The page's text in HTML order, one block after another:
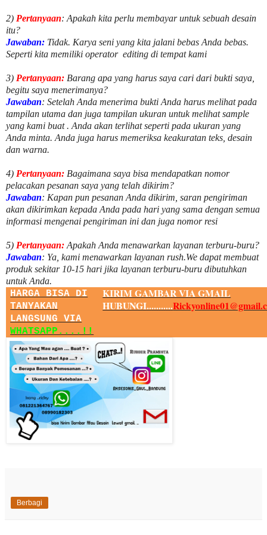
2) Pertanyaan: Apakah kita perlu membayar untuksebuah desain
itu?
Jawaban: Tidak. Karya seni yang kita jalani bebas Anda bebas.
Seperti kita memiliki operator editing di tempat kami
3) Pertanyaan: Barang apa yang harus saya cari dari bukti saya,
begitu saya menerimanya?
Jawaban: Setelah Anda menerima bukti Anda harus melihat pada
tampilan utama dan juga tampilan ukuran untuk melihatsample
yang kami buat . Anda akan terlihat seperti pada ukuran yang
Anda minta. Anda juga harus memeriksa keakuratan teks, desain
dan warna.
4) Pertanyaan: Bagaimana saya bisa mendapatkan nomor
pelacakan pesanan saya yang telah dikirim?
Jawaban: Kapan pun pesanan Anda dikirim, saran pengiriman
akan dikirimkan kepada Anda pada hari yang sama dengan semua
informasi mengenai pengiriman ini dan juga nomorresi
5) Pertanyaan: Apakah Anda menawarkan layanan terburu-buru?
Jawaban: Ya, kami menawarkan layanan rush.We dapat membuat
produk sekitar 10-15 hari jika layanan terburu-buru dibutuhkan
untuk Anda.
HARGA BISA DI
TANYAKAN
LANGSUNG VIA
WHATSAPP....!!
KIRIM GAMBAR VIA GMAIL
HUBUNGI...........
Berbagi